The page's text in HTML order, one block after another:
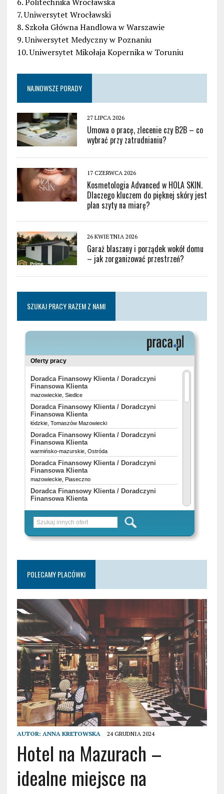
7. Uniwersytet Wrocławski
8. Szkoła Główna Handlowa w Warszawie
9. Uniwersytet Medyczny w Poznaniu
10. Uniwersytet Mikołaja Kopernika w Toruniu
NAJNOWSZE PORADY
27 LIPCA 2026
Umowa o pracę, zlecenie czy B2B – co
wybrać przy zatrudnianiu?
17 CZERWCA 2026
Kosmetologia Advanced w HOLA SKIN.
Dlaczego kluczem do pięknej skóry jest
plan szyty na miarę?
26 KWIETNIA 2026
Garaż blaszany i porządek wokół domu
– jak zorganizować przestrzeń?
SZUKAJ PRACY RAZEM Z NAMI
POLECAMY PLACÓWKI
AUTOR: ANNA KRETOWSKA 24 GRUDNIA 2024
Hotel na Mazurach –
idealne miejsce na